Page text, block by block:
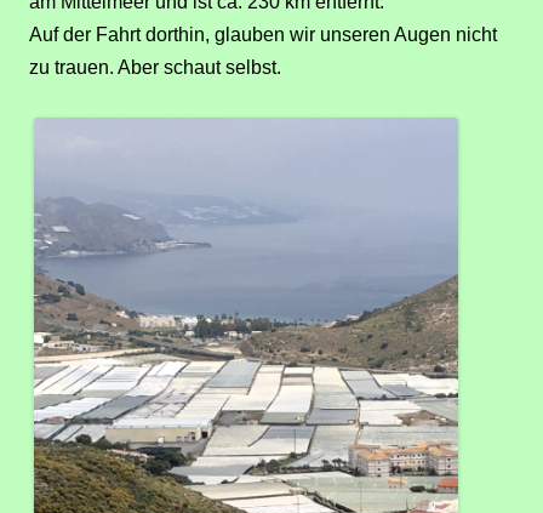
Auf der Fahrt dorthin, glauben wir unseren Augen nicht
zu trauen. Aber schaut selbst.